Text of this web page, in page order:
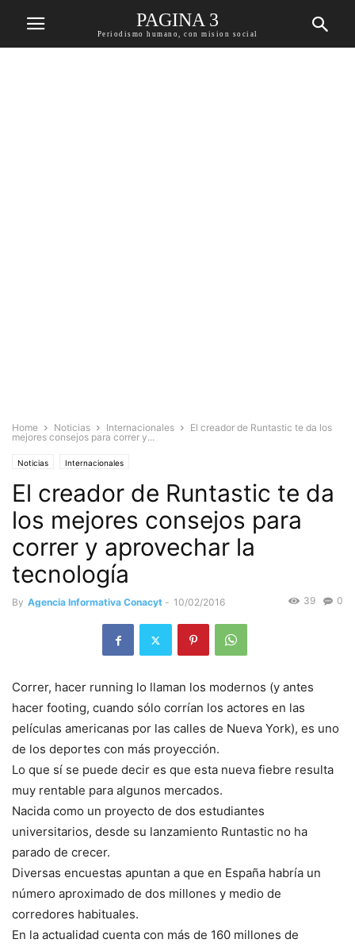
PAGINA 3
Periodismo humano, con mision social
Home Noticias Internacionales
El creador de Runtastic te da los
mejores consejos para correr y...
Noticias Internacionales
El creador de Runtastic te da
los mejores consejos para
correr y aprovechar la
tecnología
By Agencia Informativa Conacyt - 10/02/2016 0
39
Correr, hacer running lo llaman los modernos (y antes
hacer footing, cuando sólo corrían los actores en las
películas americanas por las calles de Nueva York), es uno
de los deportes con más proyección.
Lo que sí se puede decir es que esta nueva fiebre resulta
muy rentable para algunos mercados.
Nacida como un proyecto de dos estudiantes
universitarios, desde su lanzamiento Runtastic no ha
parado de crecer.
Diversas encuestas apuntan a que en España habría un
número aproximado de dos millones y medio de
corredores habituales.
En la actualidad cuenta con más de 160 millones de